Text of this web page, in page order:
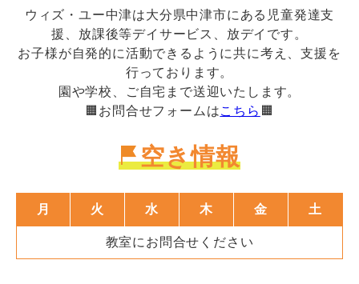
ウィズ・ユー中津は大分県中津市にある児童発達支
援、放課後等デイサービス、放デイです。
お子様が自発的に活動できるように共に考え、支援を
行っております。
園や学校、ご自宅まで送迎いたします。
🟧お問合せフォームはこちら 🟧
空き情報
月 火 水 木 金 土
教室にお問合せください